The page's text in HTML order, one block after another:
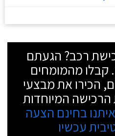
רכב? הגעתם
קבלו מהמומחים
הכירו את מבצעי
הרכישה המיוחדות
בחינם הצעה
עכשיו